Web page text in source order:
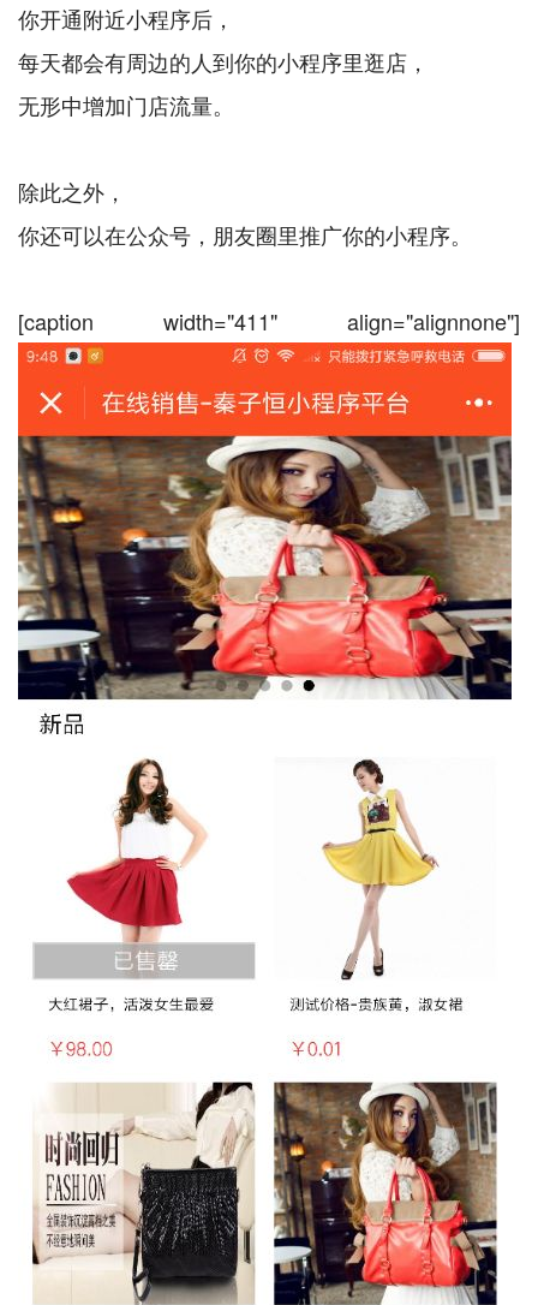
你开通附近小程序后，
每天都会有周边的人到你的小程序里逛店，
无形中增加门店流量。
除此之外，
你还可以在公众号，朋友圈里推广你的小程序。
[caption width="411" align="alignnone"]